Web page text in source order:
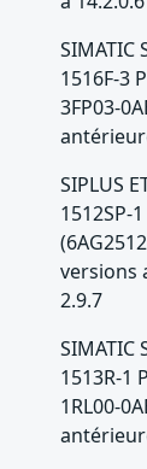
SIMATIC
1516F-3
3FP03-
SIPLUS
1512SP-
versions
2.9.7
SIMATIC
1513R-1
1RL00-